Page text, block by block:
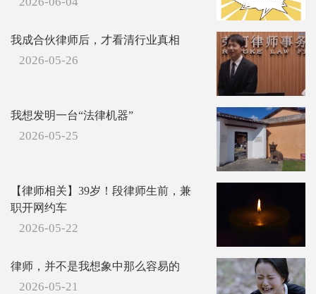
我成合伙律师后，才看清行业真相
2026-05-26
我想发明一台“法律机器”
2026-05-25
【律师相关】39岁！段律师生前，兼
职开网约车
2026-05-22
律师，并不是我想象中那么容易的
2026-05-21